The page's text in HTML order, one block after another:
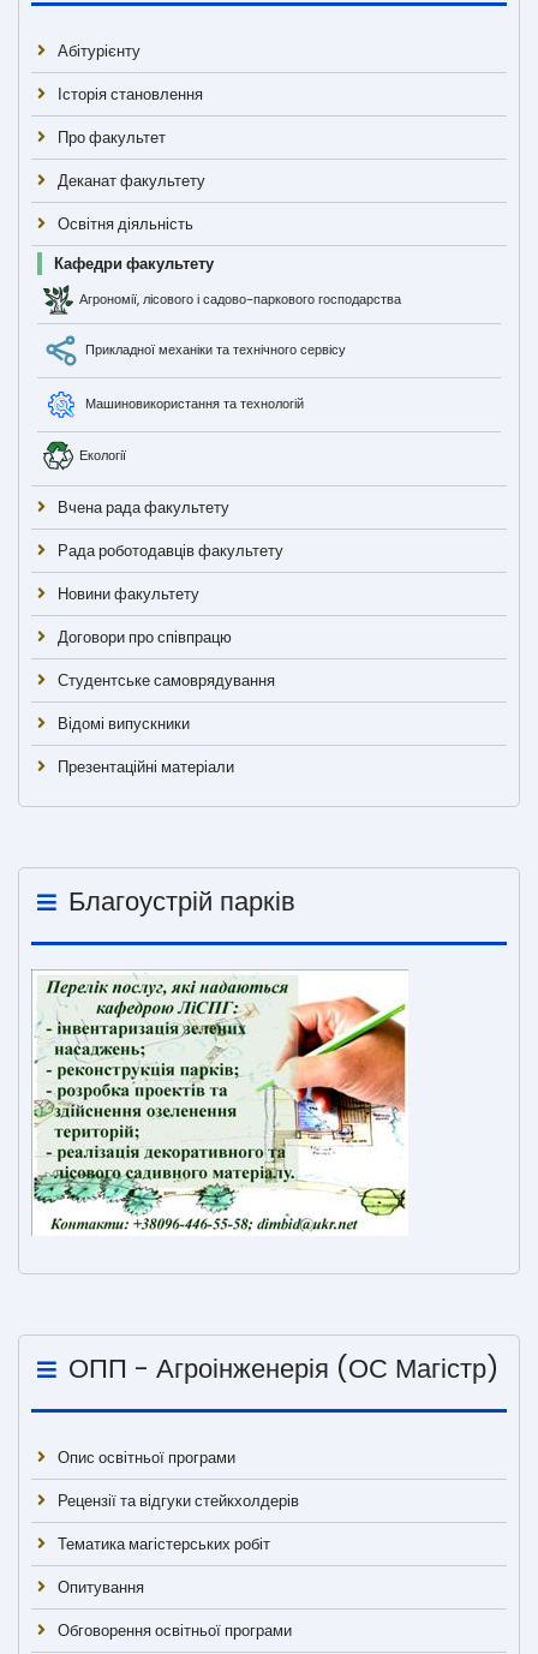
Абітурієнту
Історія становлення
Про факультет
Деканат факультету
Освітня діяльність
Кафедри факультету
Агрономії, лісового і садово-паркового господарства
Прикладної механіки та технічного сервісу
Машиновикористання та технологій
Екології
Вчена рада факультету
Рада роботодавців факультету
Новини факультету
Договори про співпрацю
Студентське самоврядування
Відомі випускники
Презентаційні матеріали
Благоустрій парків
ОПП - Агроінженерія (ОС Магістр)
Опис освітньої програми
Рецензії та відгуки стейкхолдерів
Тематика магістерських робіт
Опитування
Обговорення освітньої програми